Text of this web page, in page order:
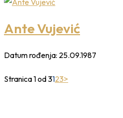
Ante Vujević
Datum rođenja: 25.09.1987
Stranica 1 od 3123>